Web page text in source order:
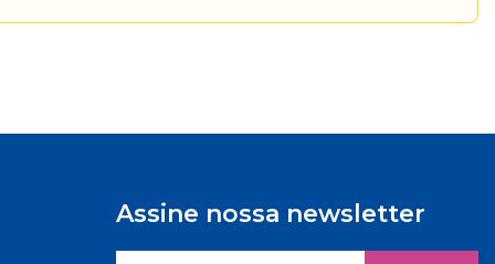
Assine nossa newsletter